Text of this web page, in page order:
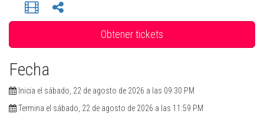
Obtener tickets
Fecha
Inicia el sábado, 22 de agosto de 2026 a las 09:30 PM
Termina el sábado, 22 de agosto de 2026 a las 11:59 PM